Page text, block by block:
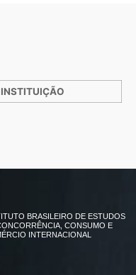
INSTITUIÇÃO